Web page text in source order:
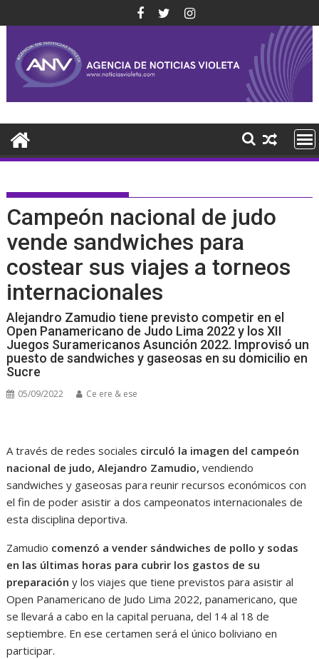
al
contenido
Campeón nacional de judo
vende sandwiches para
costear sus viajes a torneos
internacionales
Alejandro Zamudio tiene previsto competir en el
Open Panamericano de Judo Lima 2022 y los XII
Juegos Suramericanos Asunción 2022. Improvisó un
puesto de sandwiches y gaseosas en su domicilio en
Sucre
05/09/2022 Ce ere & ese
A través de redes sociales circuló la imagen del campeón
nacional de judo,Alejandro Zamudio, vendiendo
sandwiches y gaseosas para reunir recursos económicos con
el fin de poder asistir a dos campeonatos internacionales de
esta disciplina deportiva.
Zamudio comenzó a vender sándwiches de pollo y sodas
en las últimas horas para cubrir los gastos de su
preparación y los viajes que tiene previstos para asistir al
Open Panamericano de Judo Lima 2022, panamericano, que
se llevará a cabo en la capital peruana, del 14 al 18 de
septiembre. En ese certamen será el único boliviano en
participar.